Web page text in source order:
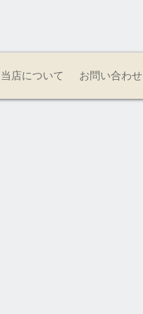
当店について お問い合わせ